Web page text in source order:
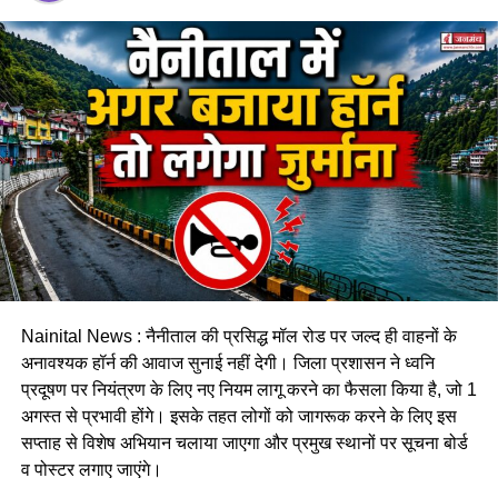
हल्द्वानी तहसीलदारने बताया कि कलसिया गधेरे के किनारे रहने वाले लोगों
को नोटिस जारी कर दिए गए हैं। साथ ही उन्हें स्पष्ट चेतावनी दी गई है कि
भारी बारिश के दौरान गधेरों के समीप न रहें, क्योंकि अचानक जलस्तर बढ़ने
से जान-माल का खतरा पैदा हो सकता है।
प्रशासन ने जनता से की सतर्क रहने की
अपील
Nainital News : नैनीताल की प्रसिद्ध मॉल रोड पर जल्द ही वाहनों के
अनावश्यक हॉर्न की आवाज सुनाई नहीं देगी। जिला प्रशासन ने ध्वनि
प्रदूषण पर नियंत्रण के लिए नए नियम लागू करने का फैसला किया है, जो 1
अगस्त से प्रभावी होंगे। इसके तहत लोगों को जागरूक करने के लिए इस
सप्ताह से विशेष अभियान चलाया जाएगा और प्रमुख स्थानों पर सूचना बोर्ड
व पोस्टर लगाए जाएंगे।